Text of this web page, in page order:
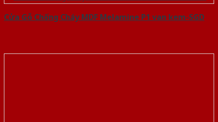
Cửa Gỗ Chống Cháy MDF Melamine P1 van kem-SGD